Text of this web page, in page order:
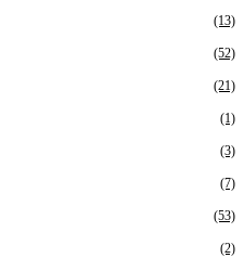
(13)
(52)
(21)
(1)
(3)
(7)
(53)
(2)